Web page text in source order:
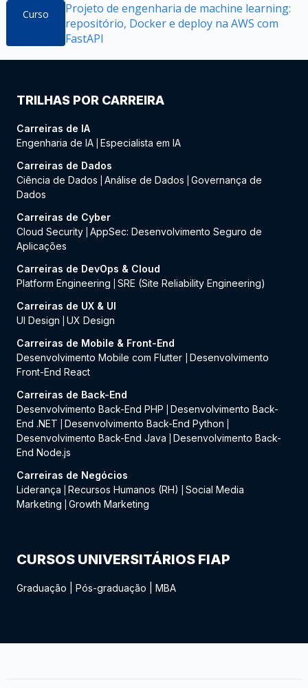
Curso
Projeto de engenharia de machine learning:
repositório, Docker e deploy na AWS com
FastAPI
TRILHAS POR CARREIRA
Carreiras de IA
Engenharia de IA Especialista em IA
Carreiras de Dados
Ciência de Dados
Análise de Dados
Governança de
Dados
Carreiras de Cyber
Cloud Security AppSec: Desenvolvimento Seguro de
Aplicações
Carreiras de DevOps & Cloud
Platform Engineering
SRE (Site Reliability Engineering)
Carreiras de UX & UI
UI Design
UX Design
Carreiras de Mobile & Front-End
Desenvolvimento Mobile com Flutter
Desenvolvimento
Front-End React
Carreiras de Back-End
Desenvolvimento Back-End PHP
Desenvolvimento Back-
End .NET
Desenvolvimento Back-End Python
Desenvolvimento Back-End Java
Desenvolvimento Back-
End Node.js
Carreiras de Negócios
Liderança
Recursos Humanos (RH)
Social Media
Marketing
Growth Marketing
CURSOS UNIVERSITÁRIOS FIAP
Graduação Pós-graduação MBA